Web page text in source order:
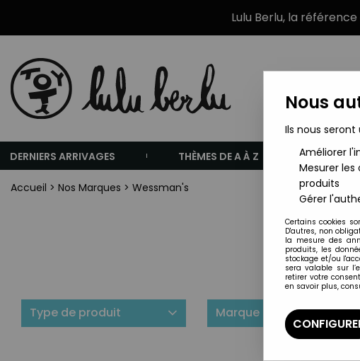
Lulu Berlu, la
DERNIERS ARRIVAGES THÈMES DE A À Z
Accueil > Nos Marques > Wessman's
Type de produit Marque
Nous
Ils nous seront
Améliorer
Mesurer
produits
Gérer
Certains cookies
D'autres, non
la mesure des
produits, les
stockage et/ou
sera valable sur
retirer votre
en savoir plus,